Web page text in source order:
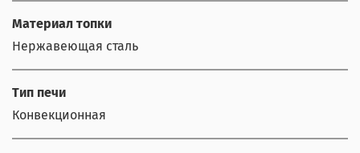
Материал топки
Нержавеющая сталь
Тип печи
Конвекционная